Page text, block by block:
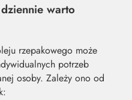
warto
rzepakowego może
potrzeb
osoby. Zależy ono od